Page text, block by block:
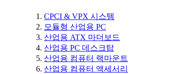
CPCI & VPX 시스템
모듈형 산업용 PC
산업용 ATX 마더보드
산업용 PC 데스크탑
산업용 컴퓨터 랙마운트
산업용 컴퓨터 액세서리